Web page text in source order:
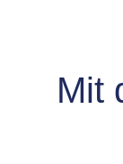
Mit